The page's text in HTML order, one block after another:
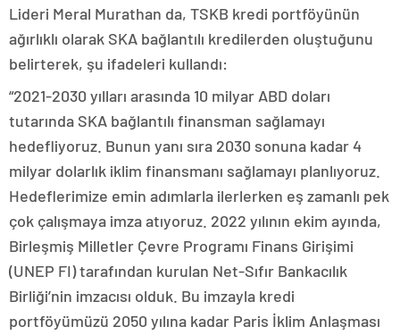
Lideri Meral Murathan da, TSKB kredi portföyünün
ağırlıklı olarak SKA bağlantılı kredilerden oluştuğunu
belirterek, şu ifadeleri kullandı:
“2021-2030 yılları arasında 10 milyar ABD doları
tutarında SKA bağlantılı finansman sağlamayı
hedefliyoruz. Bunun yanı sıra 2030 sonuna kadar 4
milyar dolarlık iklim finansmanı sağlamayı planlıyoruz.
Hedeflerimize emin adımlarla ilerlerken eş zamanlı pek
çok çalışmaya imza atıyoruz. 2022 yılının ekim ayında,
Birleşmiş Milletler Çevre Programı Finans Girişimi
(UNEP FI) tarafından kurulan Net-Sıfır Bankacılık
Birliği’nin imzacısı olduk. Bu imzayla kredi
portföyümüzü 2050 yılına kadar Paris İklim Anlaşması